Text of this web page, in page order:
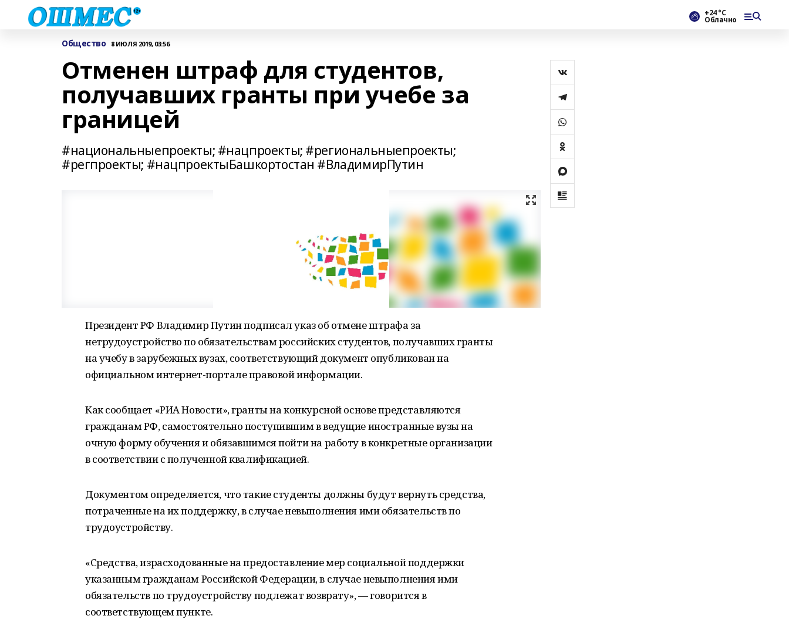
+24 °С
Облачно
Общество 8 ИЮЛЯ 2019, 03:56
Отменен штраф для студентов,
получавших гранты при учебе за
границей
#национальныепроекты; #нацпроекты; #региональныепроекты;
#регпроекты; #нацпроектыБашкортостан #ВладимирПутин
Президент РФ Владимир Путин подписал указ об отмене штрафа за
нетрудоустройство по обязательствам российских студентов, получавших гранты
на учебу в зарубежных вузах, соответствующий документ опубликован на
официальном интернет-портале правовой информации.
Как сообщает «РИА Новости», гранты на конкурсной основе представляются
гражданам РФ, самостоятельно поступившим в ведущие иностранные вузы на
очную форму обучения и обязавшимся пойти на работу в конкретные организации
в соответствии с полученной квалификацией.
Документом определяется, что такие студенты должны будут вернуть средства,
потраченные на их поддержку, в случае невыполнения ими обязательств по
трудоустройству.
«Средства, израсходованные на предоставление мер социальной поддержки
указанным гражданам Российской Федерации, в случае невыполнения ими
обязательств по трудоустройству подлежат возврату», — говорится в
соответствующем пункте.